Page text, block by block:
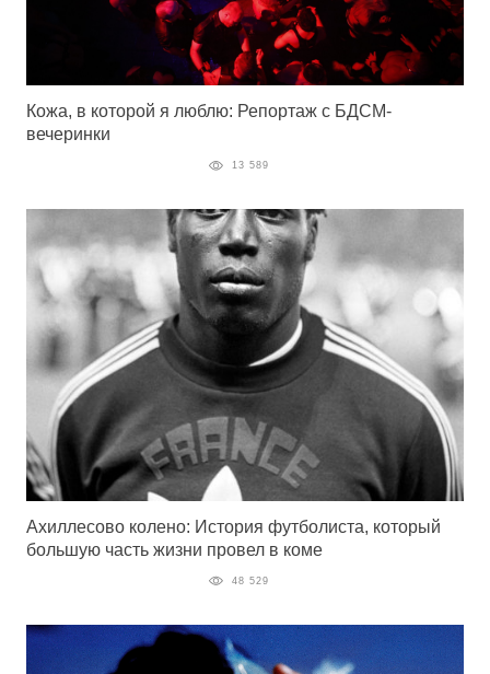
Кожа, в которой я люблю: Репортаж с БДСМ-
вечеринки
13 589
Ахиллесово колено: История футболиста, который
большую часть жизни провел в коме
48 529